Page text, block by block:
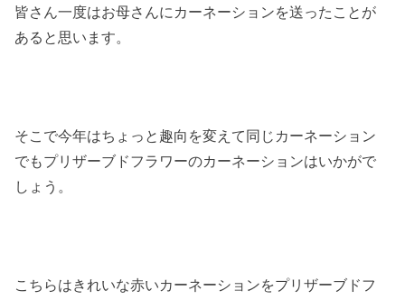
皆さん一度はお母さんにカーネーションを送ったことが
あると思います。
そこで今年はちょっと趣向を変えて同じカーネーション
でもプリザーブドフラワーのカーネーションはいかがで
しょう。
こちらはきれいな赤いカーネーションをプリザーブドフ